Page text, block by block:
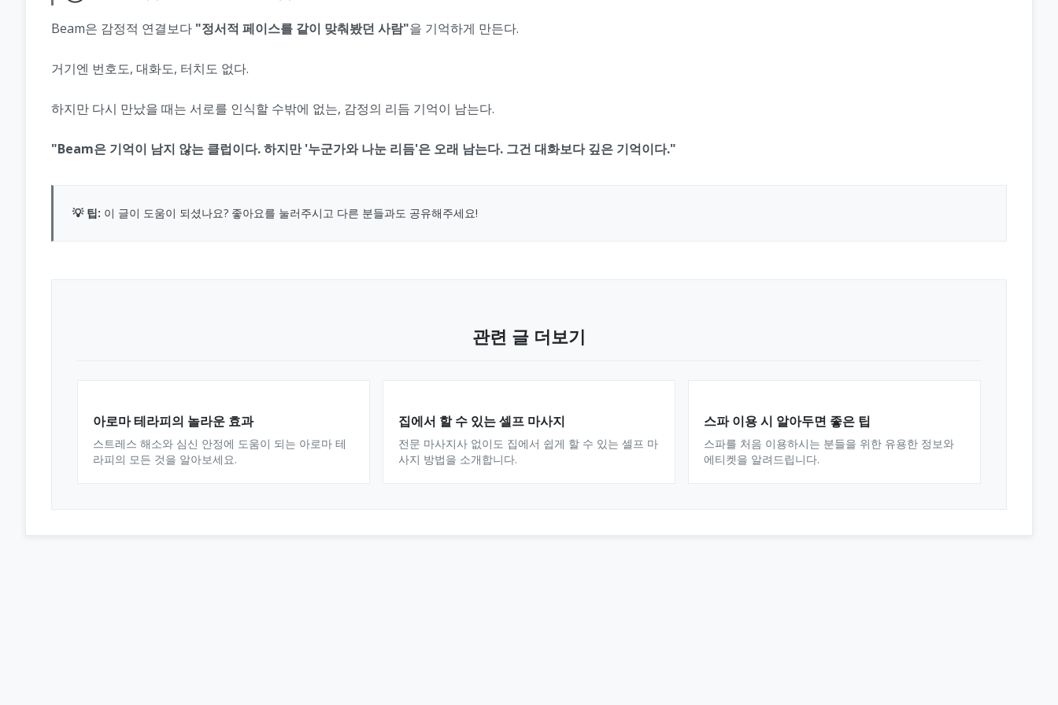
Beam은 감정적 연결보다 "정서적 페이스를 같이 맞춰봤던 사람"을 기억하게 만든다.
거기엔 번호도, 대화도, 터치도 없다.
하지만 다시 만났을 때는 서로를 인식할 수밖에 없는, 감정의 리듬 기억이 남는다.
"Beam은 기억이 남지 않는 클럽이다. 하지만 '누군가와 나눈 리듬'은 오래 남는다. 그건 대화보다 깊은 기억이다."
💡 팁: 이 글이 도움이 되셨나요? 좋아요를 눌러주시고 다른 분들과도 공유해주세요!
관련 글 더보기
아로마 테라피의 놀라운 효과
스트레스 해소와 심신 안정에 도움이 되는 아로마 테
라피의 모든 것을 알아보세요.
집에서 할 수 있는 셀프 마사지
전문 마사지사 없이도 집에서 쉽게 할 수 있는 셀프 마
사지 방법을 소개합니다.
스파 이용 시 알아두면 좋은 팁
스파를 처음 이용하시는 분들을 위한 유용한 정보와
에티켓을 알려드립니다.